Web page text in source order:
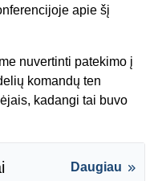
apie šį
nuvertinti patekimo į
komandų ten
kadangi tai buvo
Daugiau